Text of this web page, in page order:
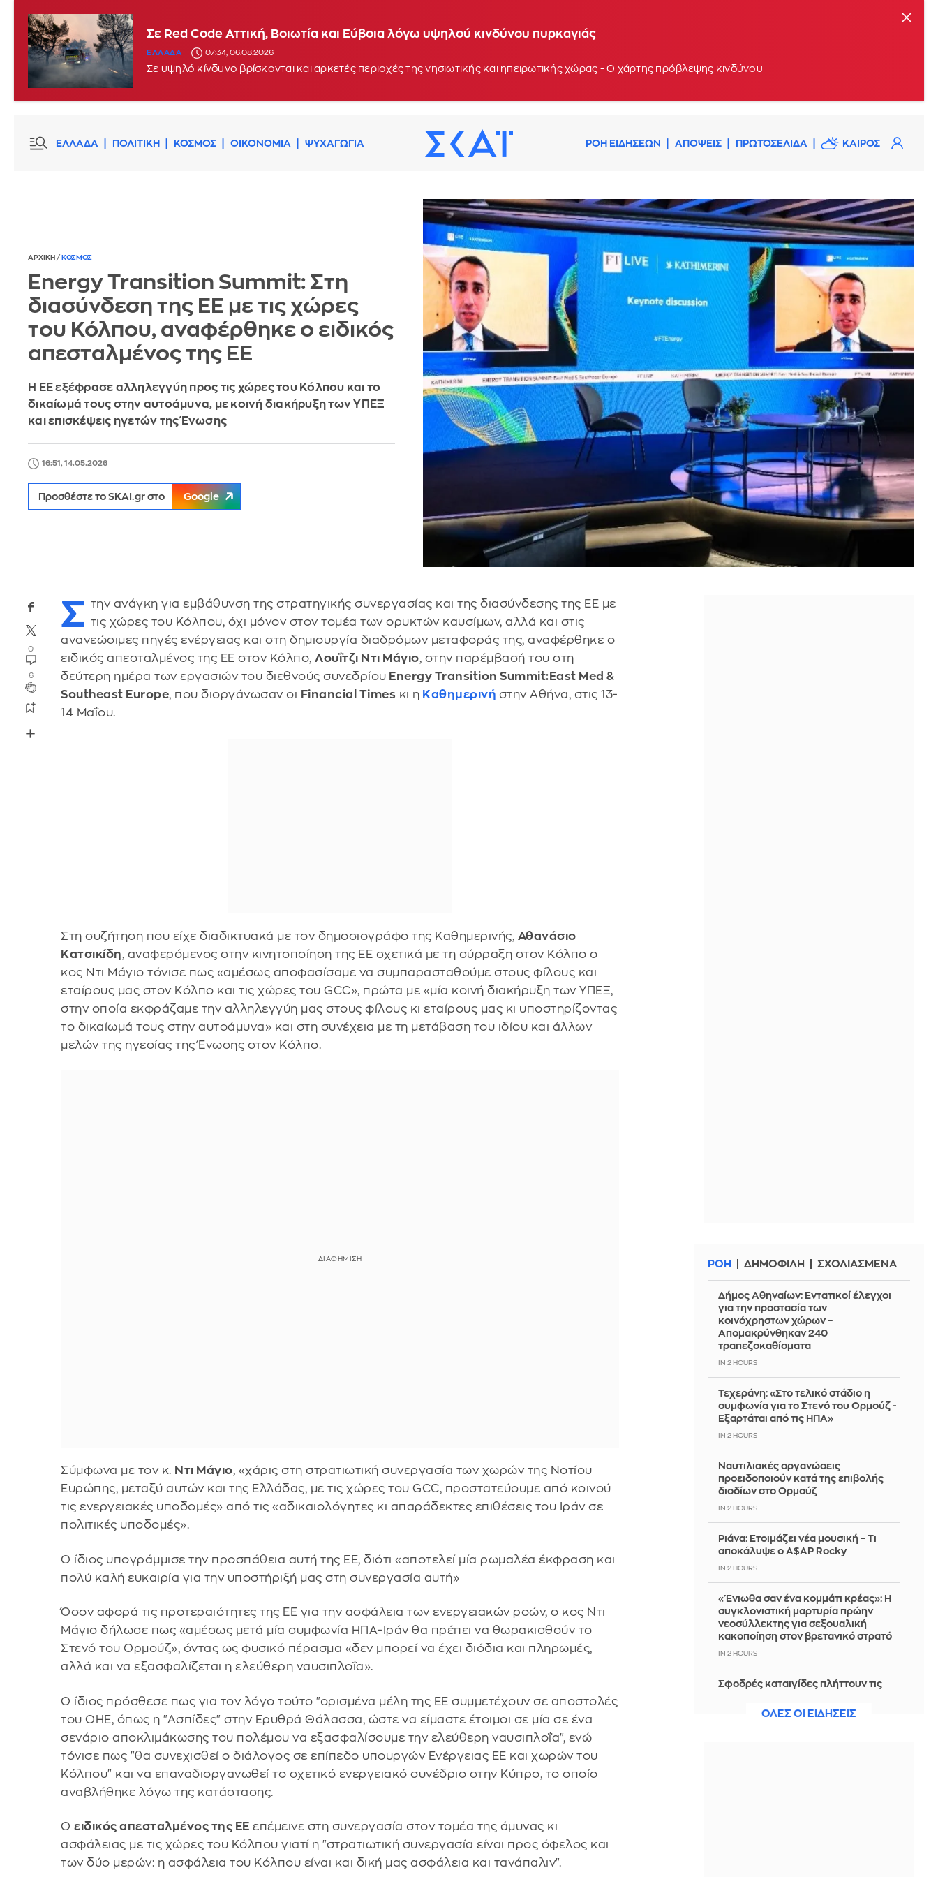
Σε Red Code Αττική, Βοιωτία και Εύβοια λόγω υψηλού κινδύνου πυρκαγιάς
ΕΛΛΑΔΑ 07:34, 06.08.2026
Σε υψηλό κίνδυνο βρίσκονται και αρκετές περιοχές της νησιωτικής και ηπειρωτικής χώρας - Ο χάρτης πρόβλεψης κινδύνου
ΕΛΛΑΔΑ ΠΟΛΙΤΙΚΗ ΚΟΣΜΟΣ ΟΙΚΟΝΟΜΙΑ ΨΥΧΑΓΩΓΙΑ ΡΟΗ ΕΙΔΗΣΕΩΝ ΑΠΟΨΕΙΣ ΠΡΩΤΟΣΕΛΙΔΑ ΚΑΙΡΟΣ
ΑΡΧΙΚΗ / ΚΟΣΜΟΣ
Energy Transition Summit: Στη
διασύνδεση της ΕΕ με τις χώρες
του Κόλπου, αναφέρθηκε ο ειδικός
απεσταλμένος της ΕΕ
Η ΕΕ εξέφρασε αλληλεγγύη προς τις χώρες του Κόλπου και το
δικαίωμά τους στην αυτοάμυνα, με κοινή διακήρυξη των ΥΠΕΞ
και επισκέψεις ηγετών της Ένωσης
16:51, 14.05.2026
Προσθέστε το SKAI.gr στο Google
0
6
Σ την ανάγκη για εμβάθυνση της στρατηγικής συνεργασίας και της διασύνδεσης της ΕΕ με
τις χώρες του Κόλπου, όχι μόνον στον τομέα των ορυκτών καυσίμων, αλλά και στις
ανανεώσιμες πηγές ενέργειας και στη δημιουργία διαδρόμων μεταφοράς της, αναφέρθηκε ο
ειδικός απεσταλμένος της ΕΕ στον Κόλπο,Λουΐτζι Ντι Μάγιο, στην παρέμβασή του στη
δεύτερη ημέρα των εργασιών του διεθνούς συνεδρίου Energy Transition Summit:East Med &
Southeast Europe, που διοργάνωσαν οι Financial Times κι η Καθημερινή στην Αθήνα, στις 13-
14 Μαΐου.
Στη συζήτηση που είχε διαδικτυακά με τον δημοσιογράφο της Καθημερινής, Αθανάσιο
Κατσικίδη, αναφερόμενος στην κινητοποίηση της ΕΕ σχετικά με τη σύρραξη στον Κόλπο ο
κος Ντι Μάγιο τόνισε πως «αμέσως αποφασίσαμε να συμπαρασταθούμε στους φίλους και
εταίρους μας στον Κόλπο και τις χώρες του GCC», πρώτα με «μία κοινή διακήρυξη των ΥΠΕΞ,
στην οποία εκφράζαμε την αλληλεγγύη μας στους φίλους κι εταίρους μας κι υποστηρίζοντας
το δικαίωμά τους στην αυτοάμυνα» και στη συνέχεια με τη μετάβαση του ιδίου και άλλων
μελών της ηγεσίας της Ένωσης στον Κόλπο.
Σύμφωνα με τον κ. Ντι Μάγιο, «χάρις στη στρατιωτική συνεργασία των χωρών της Νοτίου
Ευρώπης, μεταξύ αυτών και της Ελλάδας, με τις χώρες του GCC, προστατεύουμε από κοινού
τις ενεργειακές υποδομές» από τις «αδικαιολόγητες κι απαράδεκτες επιθέσεις του Ιράν σε
πολιτικές υποδομές».
Ο ίδιος υπογράμμισε την προσπάθεια αυτή της ΕΕ, διότι «αποτελεί μία ρωμαλέα έκφραση και
πολύ καλή ευκαιρία για την υποστήριξή μας στη συνεργασία αυτή»
Όσον αφορά τις προτεραιότητες της ΕΕ για την ασφάλεια των ενεργειακών ροών, ο κος Ντι
Μάγιο δήλωσε πως «αμέσως μετά μία συμφωνία ΗΠΑ-Ιράν θα πρέπει να θωρακισθούν το
Στενό του Ορμούζ», όντας ως φυσικό πέρασμα «δεν μπορεί να έχει διόδια και πληρωμές,
αλλά και να εξασφαλίζεται η ελεύθερη ναυσιπλοΐα».
Ο ίδιος πρόσθεσε πως για τον λόγο τούτο "ορισμένα μέλη της ΕΕ συμμετέχουν σε αποστολές
του ΟΗΕ, όπως η "Ασπίδες" στην Ερυθρά Θάλασσα, ώστε να είμαστε έτοιμοι σε μία σε ένα
σενάριο αποκλιμάκωσης του πολέμου να εξασφαλίσουμε την ελεύθερη ναυσιπλοΐα", ενώ
τόνισε πως "θα συνεχισθεί ο διάλογος σε επίπεδο υπουργών Ενέργειας ΕΕ και χωρών του
Κόλπου" και να επαναδιοργανωθεί το σχετικό ενεργειακό συνέδριο στην Κύπρο, το οποίο
αναβλήθηκε λόγω της κατάστασης.
Οειδικός απεσταλμένος της ΕΕ επέμεινε στη συνεργασία στον τομέα της άμυνας κι
ασφάλειας με τις χώρες του Κόλπου γιατί η "στρατιωτική συνεργασία είναι προς όφελος και
των δύο μερών: η ασφάλεια του Κόλπου είναι και δική μας ασφάλεια και τανάπαλιν".
ΡΟΗ ΔΗΜΟΦΙΛΗ ΣΧΟΛΙΑΣΜΕΝΑ
Δήμος Αθηναίων: Εντατικοί έλεγχοι
για την προστασία των
κοινόχρηστων χώρων –
Απομακρύνθηκαν 240
τραπεζοκαθίσματα
IN 2 HOURS
Τεχεράνη: «Στο τελικό στάδιο η
συμφωνία για το Στενό του Ορμούζ -
Εξαρτάται από τις ΗΠΑ»
IN 2 HOURS
Ναυτιλιακές οργανώσεις
προειδοποιούν κατά της επιβολής
διοδίων στο Ορμούζ
IN 2 HOURS
Ριάνα: Ετοιμάζει νέα μουσική – Τι
αποκάλυψε ο A$AP Rocky
IN 2 HOURS
«Ένιωθα σαν ένα κομμάτι κρέας»: Η
συγκλονιστική μαρτυρία πρώην
νεοσύλλεκτης για σεξουαλική
κακοποίηση στον βρετανικό στρατό
IN 2 HOURS
Σφοδρές καταιγίδες πλήττουν τις
ΟΛΕΣ ΟΙ ΕΙΔΗΣΕΙΣ